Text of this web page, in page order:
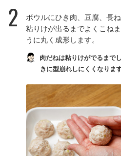
2
ボウルにひき肉、豆腐、長
粘りけが出るまでよくこね
うに丸く成形します。
肉だねは粘りけがでるまで
きに型崩れしにくくなります